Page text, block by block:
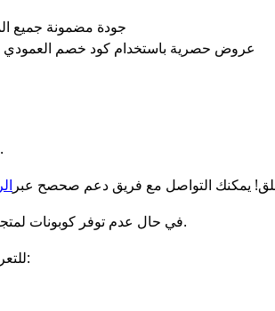
جودة مضمونة جميع
عروض حصرية باستخدام كود خصم العمودي
الصق كود الخصم في الخانة المخصصة لذلك للحصول على التخفيضات والعروض الحصرية.
يمكنك التواصل مع فريق دعم صحصح عبر
في حال عدم توفر كوبوناتوسنعمل على توفير الكوبونات في أسرع وقت ممكن.
، قم بما يلي: